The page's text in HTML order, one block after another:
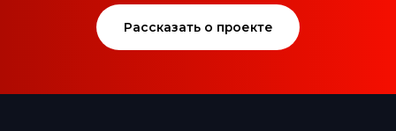
Рассказать о проекте